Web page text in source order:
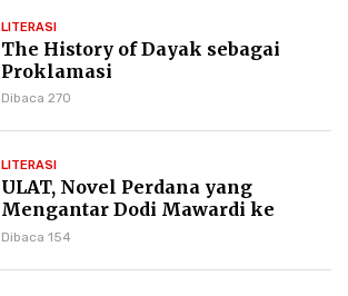
LITERASI
The History of Dayak sebagai
Proklamasi
Dibaca 270
LITERASI
ULAT, Novel Perdana yang
Mengantar Dodi Mawardi ke
Puncak Karier Kepenulisan
Dibaca 154